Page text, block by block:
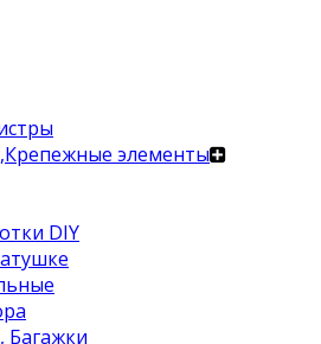
элементы
DIY
Багажки